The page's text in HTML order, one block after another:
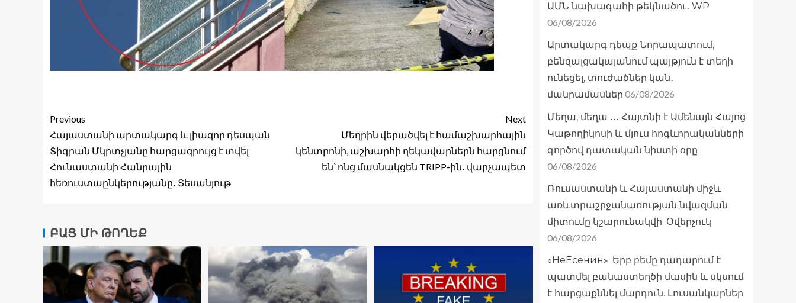
Previous
Հայաստանի արտակարգ և լիազոր դեսպան
Տիգրան Մկրտչյանը հարցազրույց է տվել
Հունաստանի Հանրային
հեռուստաընկերությանը․ Տեսանյութ
Next
Մեղրին վերածվել է համաշխարհային
կենտրոնի, աշխարհի ղեկավարներն հարցնում
են՝ ոնց մասնակցեն TRIPP-ին․ վարչապետ
ԲԱՑ ՄԻ ԹՈՂԵՔ
ԱՄՆ նախագահի թեկնածու․ WP
06/08/2026
Արտակարգ դեպք Նորապատում,
բենզալցակայանում պայթյուն է տեղի
ունեցել, տուժածներ կան․
մանրամասներ 06/08/2026
Մեղա, մեղա ․․․ Հայտնի է Ամենայն Հայոց
Կաթողիկոսի և մյուս հոգևորականների
գործով դատական նիստի օրը
06/08/2026
Ռուսաստանի և Հայաստանի միջև
առևտրաշրջանառության նվազման
միտումը կշարունակվի. Օվերչուկ
06/08/2026
«НеЕсенин». Երբ բեմը դադարում է
պատմել բանաստեղծի մասին և սկսում
է հարցաքննել մարդուն. Լուսանկարներ